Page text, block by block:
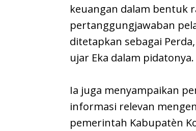
keuangan dalam bentuk
pertanggungjawaban
ditetapkan sebagai
ujar Eka dalam pidatonya.
Ia juga menyampaikan
informasi relevan
pemerintah Kabupatèn